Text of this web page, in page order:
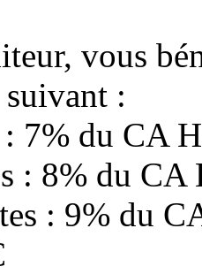
vous
:
: 7% du CA
: 8% du CA
: 9% du